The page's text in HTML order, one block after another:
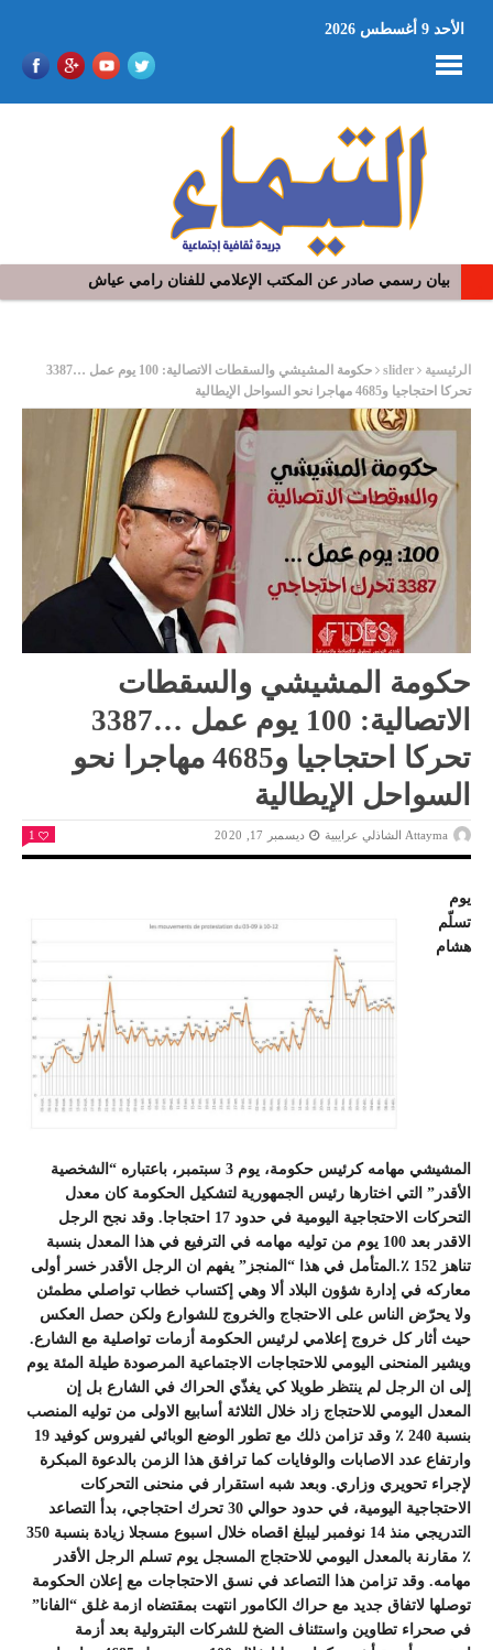
الأحد 9 أغسطس 2026
بيان رسمي صادر عن المكتب الإعلامي للفنان رامي عياش
في افتتاح مهرجان بومخلوف الدولي: رؤوف ماهر يتالق و يشد الجمهور
الرئيسية slider
حكومة المشيشي والسقطات الاتصالية: 100 يوم عمل …3387
تحركا احتجاجيا و4685 مهاجرا نحو السواحل الإيطالية
حكومة المشيشي والسقطات
الاتصالية: 100 يوم عمل …3387
تحركا احتجاجيا و4685 مهاجرا نحو
السواحل الإيطالية
Attayma الشاذلي عرايبية ديسمبر 17, 2020 1
يوم
تسلّم
هشام
المشيشي مهامه كرئيس حكومة، يوم 3 سبتمبر، باعتباره “الشخصية
الأقدر” التي اختارها رئيس الجمهورية لتشكيل الحكومة كان معدل
التحركات الاحتجاجية اليومية في حدود 17 احتجاجا. وقد نجح الرجل
الاقدر بعد 100 يوم من توليه مهامه في الترفيع في هذا المعدل بنسبة
تناهز 152 ٪‏.المتأمل في هذا “المنجز” يفهم ان الرجل الأقدر خسر أولى
معاركه في إدارة شؤون البلاد ألا وهي إكتساب خطاب تواصلي مطمئن
ولا يحرّض الناس على الاحتجاج والخروج للشوارع ولكن حصل العكس
حيث أثار كل خروج إعلامي لرئيس الحكومة أزمات تواصلية مع الشارع.
ويشير المنحنى اليومي للاحتجاجات الاجتماعية المرصودة طيلة المئة يوم
إلى ان الرجل لم ينتظر طويلا كي يغذّي الحراك في الشارع بل إن
المعدل اليومي للاحتجاج زاد خلال الثلاثة أسابيع الاولى من توليه المنصب
بنسبة 240 ٪‏ وقد تزامن ذلك مع تطور الوضع الوبائي لفيروس كوفيد 19
وارتفاع عدد الاصابات والوفايات كما ترافق هذا الزمن بالدعوة المبكرة
لإجراء تحويري وزاري. وبعد شبه استقرار في منحنى التحركات
الاحتجاجية اليومية، في حدود حوالي 30 تحرك احتجاجي، بدأ التصاعد
التدريجي منذ 14 نوفمبر ليبلغ اقصاه خلال اسبوع مسجلا زيادة بنسبة 350
٪‏ مقارنة بالمعدل اليومي للاحتجاج المسجل يوم تسلم الرجل الأقدر
مهامه. وقد تزامن هذا التصاعد في نسق الاحتجاجات مع إعلان الحكومة
توصلها لاتفاق جديد مع حراك الكامور انتهت بمقتضاه ازمة غلق “الفانا”
في صحراء تطاوين واستئناف الضخ للشركات البترولية بعد أزمة